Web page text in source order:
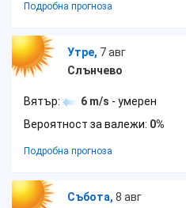
Подробна прогноза
Утре, 7 авг
Слънчево
Вятър: 6 m/s - умерен
Вероятност за валежи: 0%
Подробна прогноза
Събота, 8 авг